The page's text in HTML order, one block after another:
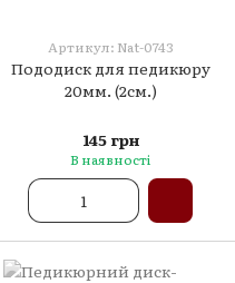
Артикул: Nat-0743
Пододиск для педикюру
20мм. (2см.)
145 грн
В наявності